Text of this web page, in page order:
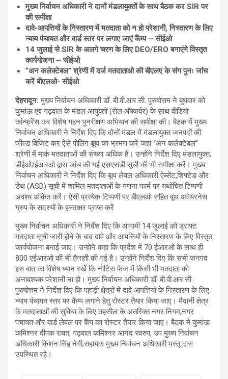
मुख्य निर्वाचन अधिकारी ने दानों मंडलायुक्तों के साथ बैठक कर SIR पर
की समीक्षा
दावे-आपत्तियों के निस्तारण में मतदाता को न हो परेशानी, निस्तारण के लिए
न्याय पंचायत और वार्ड स्तर पर लगाए जाएं कैंम्प – सीईओ
14 जुलाई से SIR के अलगे चरण के लिए DEO/ERO बनाएंगे विस्तृत
कार्ययोजना – सीईओ
“अन कलेक्टेबल” श्रेणी में दर्ज मतदाताओ की बीएलए के संग पुनः जांच
करें बीएलओ- सीईओ
देहरादून: मुख्य निर्वाचन अधिकारी डॉ. बी.वी.आर.सी. पुरुषोत्तम ने बुधवार को
कुमांऊ एवं गढ़वाल के मंडल आयुक्तों (रोल ऑब्जर्वर) के साथ वीडियो
कांन्फ्रेंस कर विशेष गहन पुनरीक्षण अभियान की समीक्षा की। बैठक में मुख्य
निर्वाचन अधिकारी ने निर्देश दिए कि दोनों मंडल में मंडलायुक्त जनपदों की
फील्ड विजिट कर ऐसे पोलिंग बूथ का भ्रमण करें जहां “अन कलेक्टेबल”
श्रेणी में मार्क मतदाताओं की संख्या अधिक है। उन्होंने निर्देश दिए मंडलायुक्त,
डीईओ/ईआरओ द्वारा जांच की गई एसएसडी सूची की भी समीक्षा करें। मुख्य
निर्वाचन अधिकारी ने निर्देश दिए कि बूथ लेवल अधिकारी ऐब्सेंट,शिफ्टेड और
डेथ (ASD) सूची में शामिल मतदाताओं के गणना फार्म पर यथोचित टिप्पणी
अवश्य अंकित करें। ऐसी प्रत्येक टिप्पणी पर बीएलओ सहित बूथ अवेयरनेस
ग्रुप के सदस्यों के हस्ताक्षर प्राप्त करें
मुख्य निर्वाचन अधिकारी ने निर्देश दिए कि आगामी 14 जुलाई को ड्राफ्ट
मतदाता सूची जारी होने के बाद दावे और आपत्तियों के निस्तारण के लिए विस्तृत
कार्ययोजना बनाई जाए। उन्होंने कहा कि प्रदेश में 70 ईआरओ के साथ ही
800 एईआरओ की भी तैनाती की गई है। उन्होंने निर्देश दिए कि सभी जनपद
इस बात का विशेष ध्यान रखें कि नोटिस फेज में किसी भी मतदाता को
अनावश्यक परेशानी ना हो। मुख्य निर्वाचन अधिकारी डॉ. बी.वी.आर.सी.
पुरुषोत्तम ने निर्देश दिए कि पहाड़ी क्षेत्रों में दावे आपत्तियों के निस्तारण के लिए
न्याय पंचायत स्तर पर कैंम्प लगाने हेतु रोस्टर तैयार किया जाए। मैदानी क्षेत्र
के मतदाताओं की सुविधा के लिए तहसील के अतरिक्त नगर निगम,नगर
पंचायत और वार्ड लेवल पर कैंप का रोस्टर तैयार किया जाए। बैठक में कुमांऊ
कमिश्नर दीपक रावत, गढ़वाल कमिश्नर आनंद स्वरुप, उप मुख्य निर्वाचन
अधिकारी किशन सिंह नेगी,सहायक मुख्य निर्वाचन अधिकारी मस्तू दास
उपस्थित रहे।